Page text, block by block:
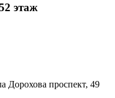
этаж
Дорохова проспект, 49